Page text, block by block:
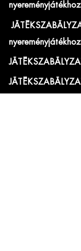
nyereményjátékhoz
nyereményjátékhoz